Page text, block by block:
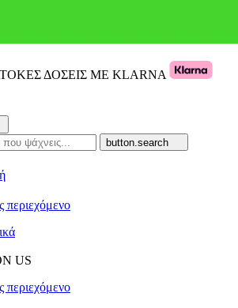
ΔΟΣΕΙΣ ΜΕ KLARNA
button.search
US